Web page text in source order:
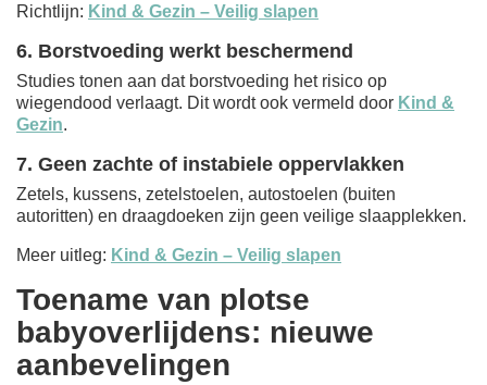
Richtlijn: Kind & Gezin – Veilig slapen
6. Borstvoeding werkt beschermend
Studies tonen aan dat borstvoeding het risico op
wiegendood verlaagt. Dit wordt ook vermeld door Kind &
Gezin.
7. Geen zachte of instabiele oppervlakken
Zetels, kussens, zetelstoelen, autostoelen (buiten
autoritten) en draagdoeken zijn geen veilige slaapplekken.
Meer uitleg: Kind & Gezin – Veilig slapen
Toename van plotse
babyoverlijdens: nieuwe
aanbevelingen